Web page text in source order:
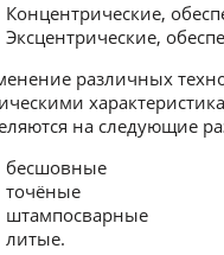
Концентрические,
Эксцентрические,
различных
на следующие
бесшовные
точёные
штампосварные
литые.